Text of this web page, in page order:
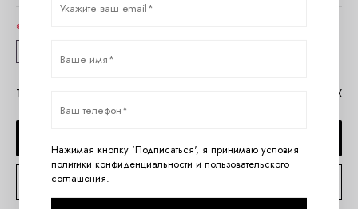
Таблица размеров Beauty Night Помощь в MAX
КОНСУЛЬТАЦИЯ ПО TELEGRAM
Нажимая кнопку 'Подписаться', я принимаю условия
политики конфиденциальности и пользовательского
соглашения.